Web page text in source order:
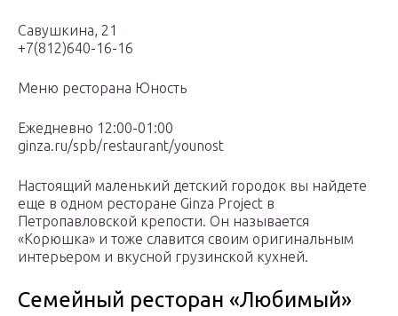
Савушкина, 21
+7(812)640-16-16
Меню ресторана Юность
Ежедневно 12:00-01:00
ginza.ru/spb/restaurant/younost
Настоящий маленький детский городок вы найдете
еще в одном ресторане Ginza Project в
Петропавловской крепости. Он называется
«Корюшка» и тоже славится своим оригинальным
интерьером и вкусной грузинской кухней.
Семейный ресторан «Любимый»